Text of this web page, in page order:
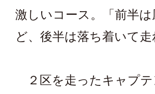
激しいコース。「前半
ど、後半は落ち着いて
２区を走ったキャプテ